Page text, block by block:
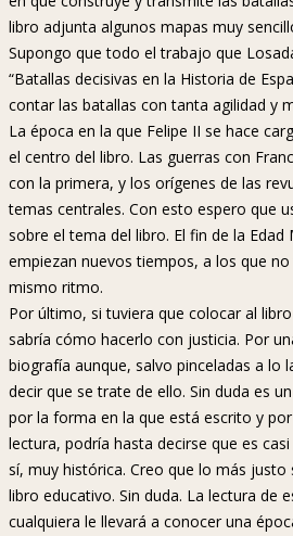
libro adjunta algunos mapas muy
Supongo que todo el trabajo que
“Batallas decisivas en la Historia de
contar las batallas con tanta agilidad y
La época en la que Felipe II se hace
el centro del libro. Las guerras con
con la primera, y los orígenes de las
temas centrales. Con esto espero que
sobre el tema del libro. El fin de la Edad
empiezan nuevos tiempos, a los que
mismo ritmo.
Por último, si tuviera que colocar al
sabría cómo hacerlo con justicia. Por
biografía aunque, salvo pinceladas a lo
decir que se trate de ello. Sin duda es
por la forma en la que está escrito y
lectura, podría hasta decirse que es
sí, muy histórica. Creo que lo más
libro educativo. Sin duda. La lectura de
cualquiera le llevará a conocer una